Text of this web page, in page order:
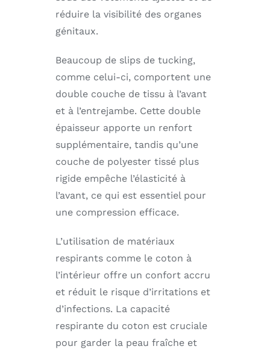
réduire la visibilité des organes
génitaux.
Beaucoup de slips de tucking,
comme celui-ci, comportent une
double couche de tissu à l’avant
et à l’entrejambe. Cette double
épaisseur apporte un renfort
supplémentaire, tandis qu’une
couche de polyester tissé plus
rigide empêche l’élasticité à
l’avant, ce qui est essentiel pour
une compression efficace.
L’utilisation de matériaux
respirants comme le coton à
l’intérieur offre un confort accru
et réduit le risque d’irritations et
d’infections. La capacité
respirante du coton est cruciale
pour garder la peau fraîche et